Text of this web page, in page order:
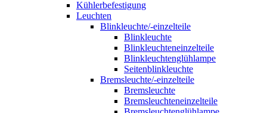
Kühlerbefestigung
Leuchten
Blinkleuchte/-einzelteile
Blinkleuchte
Blinkleuchteneinzelteile
Blinkleuchtenglühlampe
Seitenblinkleuchte
Bremsleuchte/-einzelteile
Bremsleuchte
Bremsleuchteneinzelteile